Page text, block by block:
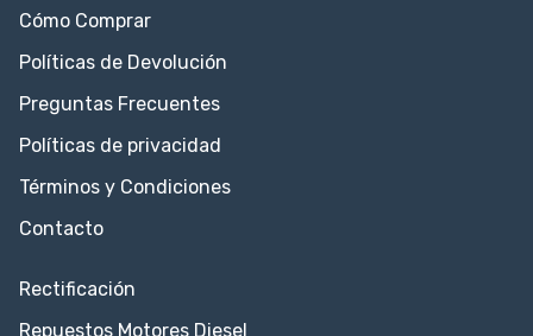
Cómo Comprar
Políticas de Devolución
Preguntas Frecuentes
Políticas de privacidad
Términos y Condiciones
Contacto
Rectificación
Repuestos Motores Diesel